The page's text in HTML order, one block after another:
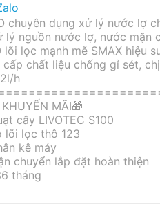
chuyên dụng xử lý nước lợ
lý nguồn nước lợ, nước mặn
lõi lọc mạnh mẽ SMAX hiệu
cấp chất liệu chống gỉ sét,
h
MÃI🎁
cây LIVOTEC S100
lõi lọc thô 123
kê máy
chuyển lắp đặt hoàn thiện
tháng